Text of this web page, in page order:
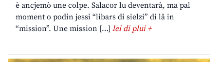
è ancjemò une colpe. Salacor lu deventarà, ma pal
moment o podin jessi “libars di sielzi” di lâ in
“mission”. Une mission […] lei di plui +